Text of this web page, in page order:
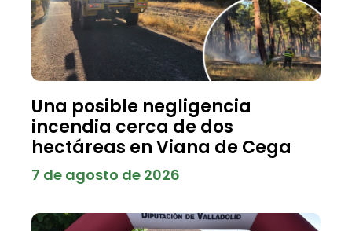
Una posible negligencia
incendia cerca de dos
hectáreas en Viana de Cega
7 de agosto de 2026